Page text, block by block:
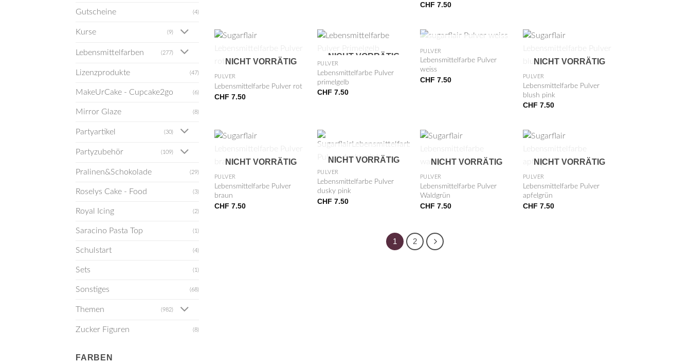
Gutscheine (4)
Kurse (9)
Lebensmittelfarben (277)
Lizenzprodukte (47)
MakeUrCake - Cupcake2go (6)
Mirror Glaze (8)
Partyartikel (30)
Partyzubehör (109)
Pralinen&Schokolade (29)
Roselys Cake - Food (3)
Royal Icing (2)
Saracino Pasta Top (1)
Schulstart (4)
Sets (1)
Sonstiges (68)
Themen (982)
Zucker Figuren (8)
FARBEN
CHF 7.50
+
NICHT VORRÄTIG
PULVER
Lebensmittelfarbe Pulver rot
CHF 7.50
NICHT VORRÄTIG
PULVER
Lebensmittelfarbe Pulver
primelgelb
CHF 7.50
NICHT VORRÄTIG
PULVER
Lebensmittelfarbe Pulver
weiss
CHF 7.50
+
NICHT VORRÄTIG
PULVER
Lebensmittelfarbe Pulver
blush pink
CHF 7.50
+
NICHT VORRÄTIG
PULVER
Lebensmittelfarbe Pulver
braun
CHF 7.50
NICHT VORRÄTIG
PULVER
Lebensmittelfarbe Pulver
dusky pink
CHF 7.50
+
NICHT VORRÄTIG
PULVER
Lebensmittelfarbe Pulver
Waldgrün
CHF 7.50
+
NICHT VORRÄTIG
PULVER
Lebensmittelfarbe Pulver
apfelgrün
CHF 7.50
1 2